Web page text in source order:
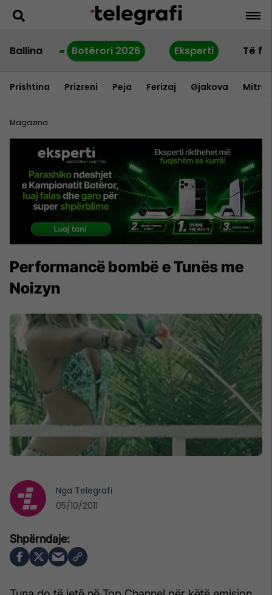
Ballina Botërori 2026 Eksperti Të
Prishtina Prizreni Peja Ferizaj Gjakova
Magazina
Performancë bombë e Tunës me
Noizyn
Nga Telegrafi
05/10/2011